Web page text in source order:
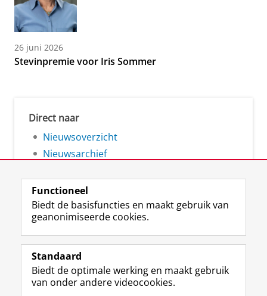
26 juni 2026
Stevinpremie voor Iris Sommer
Direct naar
Nieuwsoverzicht
Nieuwsarchief
Volg de RUG
F
a
e
b
L
i
k
e
R
S
-
f
I
n
t
Y
o
T
Studiekiezers
Functioneel
Biedt de basisfuncties en maakt gebruik van
geanonimiseerde cookies.
Standaard
Biedt de optimale werking en maakt gebruik
van onder andere videocookies.